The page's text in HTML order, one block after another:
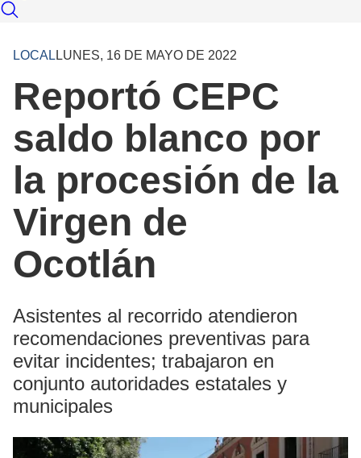
LOCAL LUNES, 16 DE MAYO DE 2022
Reportó CEPC
saldo blanco por
la procesión de la
Virgen de
Ocotlán
Asistentes al recorrido atendieron
recomendaciones preventivas para
evitar incidentes; trabajaron en
conjunto autoridades estatales y
municipales